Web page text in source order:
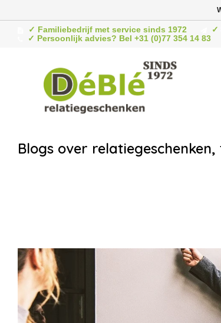
✓ Familiebedrijf met service sinds 1972 ✓
✓ Persoonlijk advies? Bel +31 (0)77 354 14 83
Blogs over